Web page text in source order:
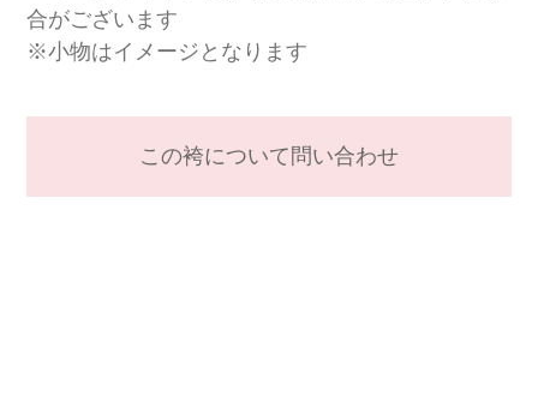
合がございます
※小物はイメージとなります
この袴について問い合わせ